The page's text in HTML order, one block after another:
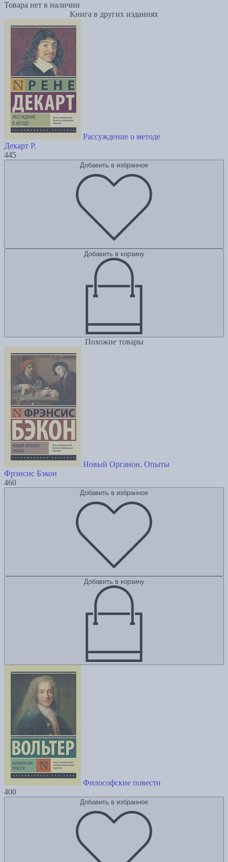
Товара нет в наличии
Книга в других изданиях
Рассуждение о методе
Декарт Р.
445
Добавить в избранное
Добавить в корзину
Похожие товары
Новый Органон. Опыты
Фрэнсис Бэкон
460
Добавить в избранное
Добавить в корзину
Философские повести
400
Добавить в избранное